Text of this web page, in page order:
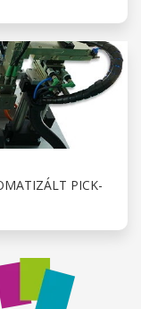
PICK-